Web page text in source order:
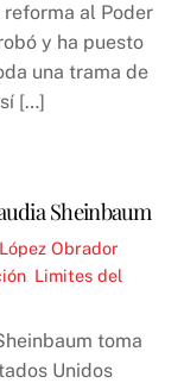
reforma al Poder
y ha puesto
una trama de
[…]
Sheinbaum
Obrador,
Limites del
toma
Unidos